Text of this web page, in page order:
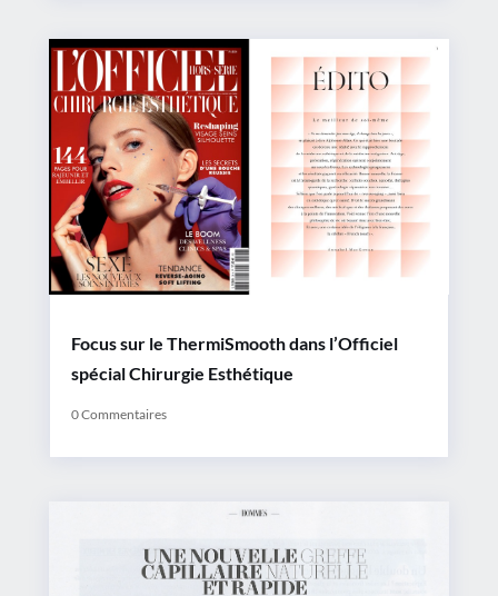
Focus sur le ThermiSmooth dans l’Officiel
spécial Chirurgie Esthétique
0 Commentaires